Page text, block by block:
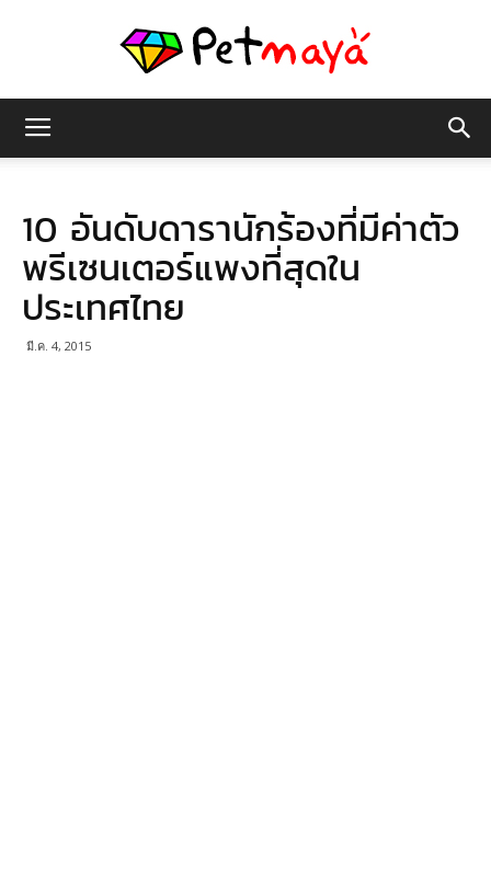
มายา
10 อันดับดารานักร้องที่มีค่าตัว
พรีเซนเตอร์แพงที่สุดใน
ประเทศไทย
มี.ค. 4, 2015